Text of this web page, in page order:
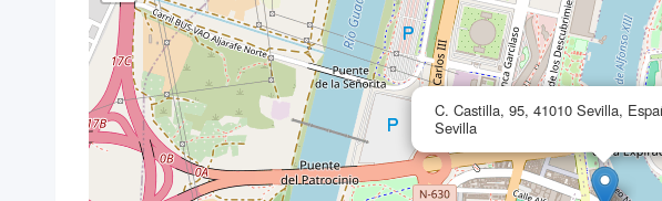
C. Castilla, 95, 41010 Sevilla,
Sevilla